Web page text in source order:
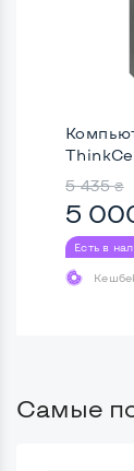
5 435 ₴
5
Есть в
Самые